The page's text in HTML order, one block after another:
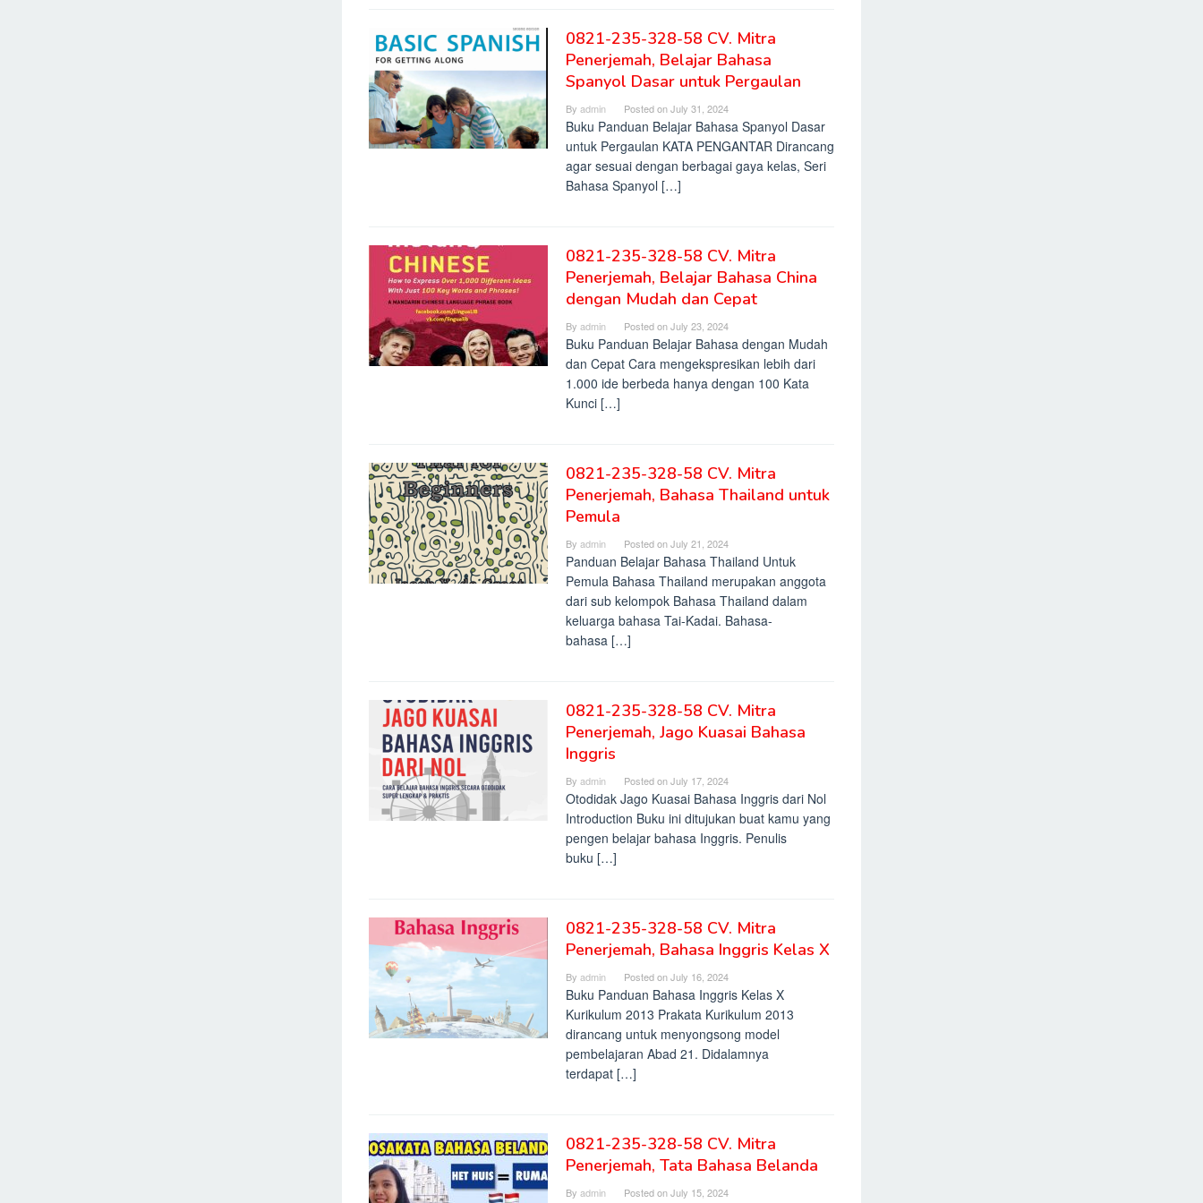
0821-235-328-58 CV. Mitra
Penerjemah, Belajar Bahasa
Spanyol Dasar untuk Pergaulan
By admin Posted onJuly 31, 2024
Buku Panduan Belajar Bahasa Spanyol Dasar
untuk Pergaulan KATA PENGANTAR Dirancang
agar sesuai dengan berbagai gaya kelas, Seri
Bahasa Spanyol […]
0821-235-328-58 CV. Mitra
Penerjemah, Belajar Bahasa China
dengan Mudah dan Cepat
By admin Posted onJuly 23, 2024
Buku Panduan Belajar Bahasa dengan Mudah
dan Cepat Cara mengekspresikan lebih dari
1.000 ide berbeda hanya dengan 100 Kata
Kunci […]
0821-235-328-58 CV. Mitra
Penerjemah, Bahasa Thailand untuk
Pemula
By admin Posted onJuly 21, 2024
Panduan Belajar Bahasa Thailand Untuk
Pemula Bahasa Thailand merupakan anggota
dari sub kelompok Bahasa Thailand dalam
keluarga bahasa Tai-Kadai. Bahasa-
bahasa […]
0821-235-328-58 CV. Mitra
Penerjemah, Jago Kuasai Bahasa
Inggris
By admin Posted onJuly 17, 2024
Otodidak Jago Kuasai Bahasa Inggris dari Nol
Introduction Buku ini ditujukan buat kamu yang
pengen belajar bahasa Inggris. Penulis
buku […]
0821-235-328-58 CV. Mitra
Penerjemah, Bahasa Inggris Kelas X
By admin Posted onJuly 16, 2024
Buku Panduan Bahasa Inggris Kelas X
Kurikulum 2013 Prakata Kurikulum 2013
dirancang untuk menyongsong model
pembelajaran Abad 21. Didalamnya
terdapat […]
0821-235-328-58 CV. Mitra
Penerjemah, Tata Bahasa Belanda
By admin Posted onJuly 15, 2024